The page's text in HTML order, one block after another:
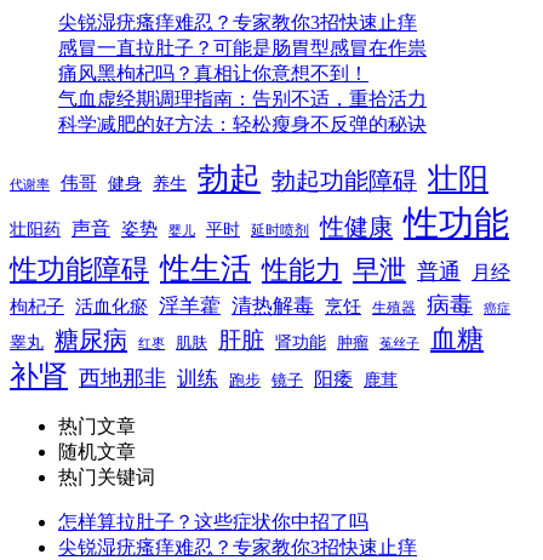
尖锐湿疣瘙痒难忍？专家教你3招快速止痒
感冒一直拉肚子？可能是肠胃型感冒在作祟
痛风黑枸杞吗？真相让你意想不到！
气血虚经期调理指南：告别不适，重拾活力
科学减肥的好方法：轻松瘦身不反弹的秘诀
代谢率 伟哥 健身 养生 勃起 勃起功能障碍 壮阳
壮阳药 声音 姿势 婴儿 平时 延时喷剂 性健康 性功能
性功能障碍 性生活 性能力 早泄 普通 月经
枸杞子 活血化瘀 淫羊藿 清热解毒 烹饪 生殖器 病毒 癌症
睾丸 糖尿病 红枣 肌肤 肝脏 肾功能 肿瘤 菟丝子 血糖
补肾 西地那非 训练 跑步 镜子 阳痿 鹿茸
热门文章
随机文章
热门关键词
怎样算拉肚子？这些症状你中招了吗
尖锐湿疣瘙痒难忍？专家教你3招快速止痒